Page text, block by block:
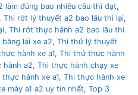
làm đúng bao nhiêu câu thì đạt,
, Thi rớt lý thuyết a2 bao lâu thi lại,
, Thi rớt thực hành a2 bao lâu thi
lái xe a2, Thi thử lý thuyết
hành xe a1, Thi thử thực hành
hành a2, Thi thực hành chạy xe
thực hành xe a1, Thi thực hành xe
máy a1 a2 uy tín nhất, Top 3